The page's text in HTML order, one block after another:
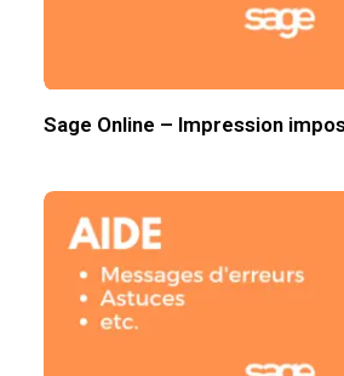
Sage Online – Impression